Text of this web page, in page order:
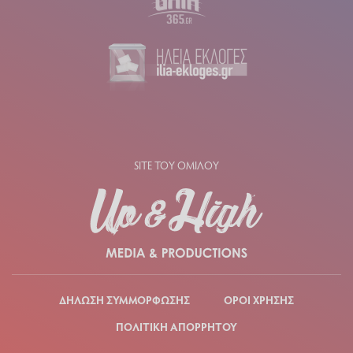
SITE ΤΟΥ ΟΜΙΛΟΥ
ΔΗΛΩΣΗ ΣΥΜΜΟΡΦΩΣΗΣ
ΟΡΟΙ ΧΡΗΣΗΣ
ΠΟΛΙΤΙΚΗ ΑΠΟΡΡΗΤΟΥ